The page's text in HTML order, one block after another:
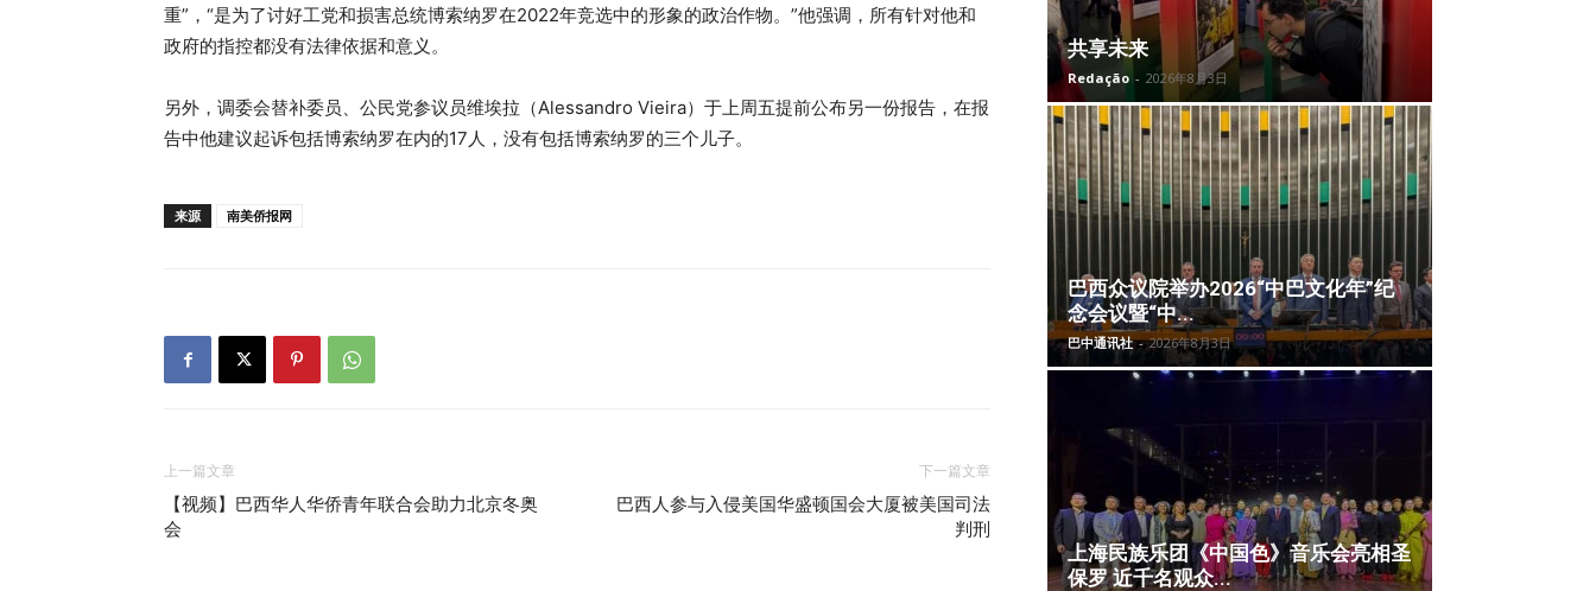
重”，“是为了讨好工党和损害总统博索纳罗在2022年竞选中的形象的政治作物。”他强调，所有针对他和
政府的指控都没有法律依据和意义。
另外，调委会替补委员、公民党参议员维埃拉（Alessandro Vieira）于上周五提前公布另一份报告，在报
告中他建议起诉包括博索纳罗在内的17人，没有包括博索纳罗的三个儿子。
来源 南美侨报网
上一篇文章
【视频】巴西华人华侨青年联合会助力北京冬奥
会
下一篇文章
巴西人参与入侵美国华盛顿国会大厦被美国司法
判刑
共享未来
Redação - 2026年8月3日
巴西众议院举办2026“中巴文化年”纪
念会议暨“中...
巴中通讯社 - 2026年8月3日
上海民族乐团《中国色》音乐会亮相圣
保罗 近千名观众...